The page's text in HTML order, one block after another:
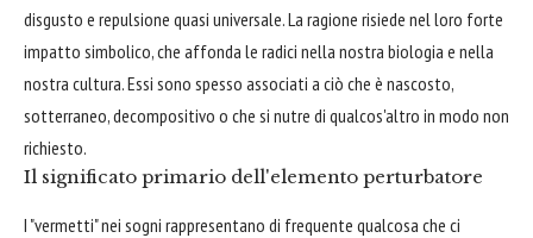
disgusto e repulsione quasi universale. La ragione risiede nel loro forte
impatto simbolico, che affonda le radici nella nostra biologia e nella
nostra cultura. Essi sono spesso associati a ciò che è nascosto,
sotterraneo, decompositivo o che si nutre di qualcos'altro in modo non
richiesto.
Il significato primario dell'elemento perturbatore
I "vermetti" nei sogni rappresentano di frequente qualcosa che ci